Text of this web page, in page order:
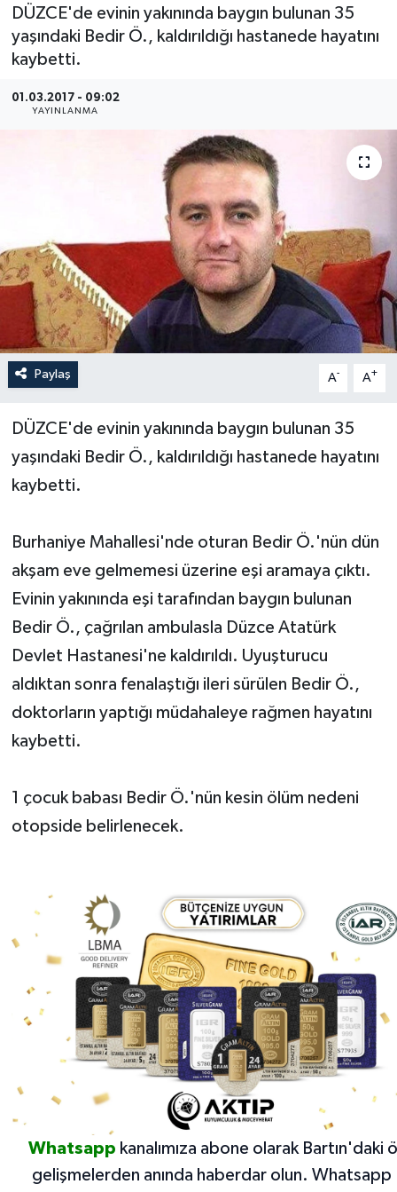
DÜZCE'de evinin yakınında baygın bulunan 35
yaşındaki Bedir Ö., kaldırıldığı hastanede hayatını
kaybetti.
01.03.2017 - 09:02
YAYINLANMA
Paylaş A- A+
DÜZCE'de evinin yakınında baygın bulunan 35
yaşındaki Bedir Ö., kaldırıldığı hastanede hayatını
kaybetti.
Burhaniye Mahallesi'nde oturan Bedir Ö.'nün dün
akşam eve gelmemesi üzerine eşi aramaya çıktı.
Evinin yakınında eşi tarafından baygın bulunan
Bedir Ö., çağrılan ambulasla Düzce Atatürk
Devlet Hastanesi'ne kaldırıldı. Uyuşturucu
aldıktan sonra fenalaştığı ileri sürülen Bedir Ö.,
doktorların yaptığı müdahaleye rağmen hayatını
kaybetti.
1 çocuk babası Bedir Ö.'nün kesin ölüm nedeni
otopside belirlenecek.
Whatsapp kanalımıza abone olarak Bartın'daki
gelişmelerden anında haberdar olun. Whatsapp
Medya
Spor
Tarım
Turizm
Yerel Yönetimler
DÜNYA